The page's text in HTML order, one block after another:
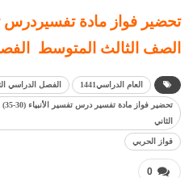
الصف الثالث المتوسط
العام الدراسي1441 الفصل الدراسي
الثاني
فواز الحربي
0